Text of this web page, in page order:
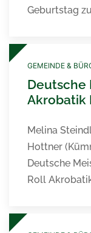
Geburtstag
GEMEINDE &
Deutsche
Akrobatik
Melina
Hottner
Deutsche
Roll